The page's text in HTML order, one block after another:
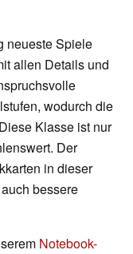
neueste Spiele
allen Details und
wodurch die
Klasse ist nur
Der
in dieser
bessere
Notebook-